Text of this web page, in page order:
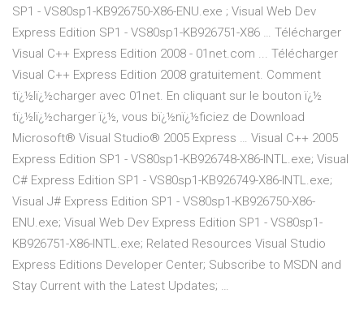
SP1 - VS80sp1-KB926750-X86-ENU.exe ; Visual Web Dev
Express Edition SP1 - VS80sp1-KB926751-X86 … Télécharger
Visual C++ Express Edition 2008 - 01net.com ... Télécharger
Visual C++ Express Edition 2008 gratuitement. Comment
tï¿½lï¿½charger avec 01net. En cliquant sur le bouton ï¿½
tï¿½lï¿½charger ï¿½, vous bï¿½nï¿½ficiez de Download
Microsoft® Visual Studio® 2005 Express … Visual C++ 2005
Express Edition SP1 - VS80sp1-KB926748-X86-INTL.exe; Visual
C# Express Edition SP1 - VS80sp1-KB926749-X86-INTL.exe;
Visual J# Express Edition SP1 - VS80sp1-KB926750-X86-
ENU.exe; Visual Web Dev Express Edition SP1 - VS80sp1-
KB926751-X86-INTL.exe; Related Resources Visual Studio
Express Editions Developer Center; Subscribe to MSDN and
Stay Current with the Latest Updates; …